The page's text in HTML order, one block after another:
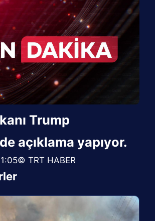
Trump
açıklama yapıyor.
TRT HABER